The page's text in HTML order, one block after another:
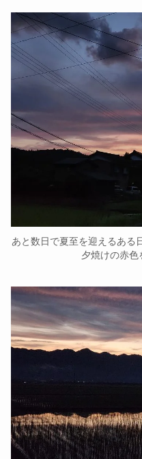
あと数日で夏至を迎えるある
夕焼けの赤色